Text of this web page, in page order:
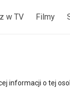
w TV Filmy
informacji o tej